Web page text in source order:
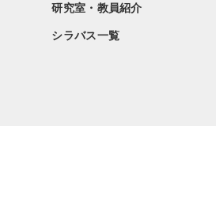
研究室・教員紹介
シラバス一覧